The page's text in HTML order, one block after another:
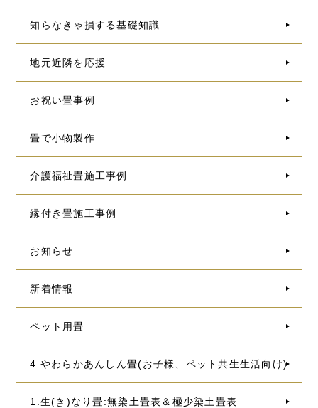
知らなきゃ損する基礎知識
地元近隣を応援
お祝い畳事例
畳で小物製作
介護福祉畳施工事例
縁付き畳施工事例
お知らせ
新着情報
ペット用畳
4.やわらかあんしん畳(お子様、ペット共生生活向け)
1.生(き)なり畳:無染土畳表＆極少染土畳表